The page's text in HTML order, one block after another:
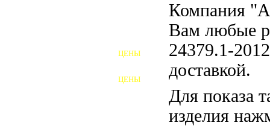
Компания
Вам любые
24379.1-
доставкой.
Для показа
изделия
ЦЕНЫ
ЦЕНЫ
ШАЙБЫ ФУНДАМЕНТНЫЕ